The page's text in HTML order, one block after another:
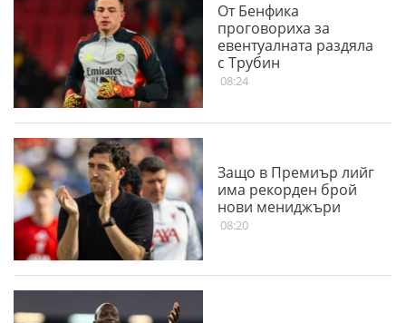
От Бенфика
проговориха за
евентуалната раздяла
с Трубин
08:24
Защо в Премиър лийг
има рекорден брой
нови мениджъри
08:20